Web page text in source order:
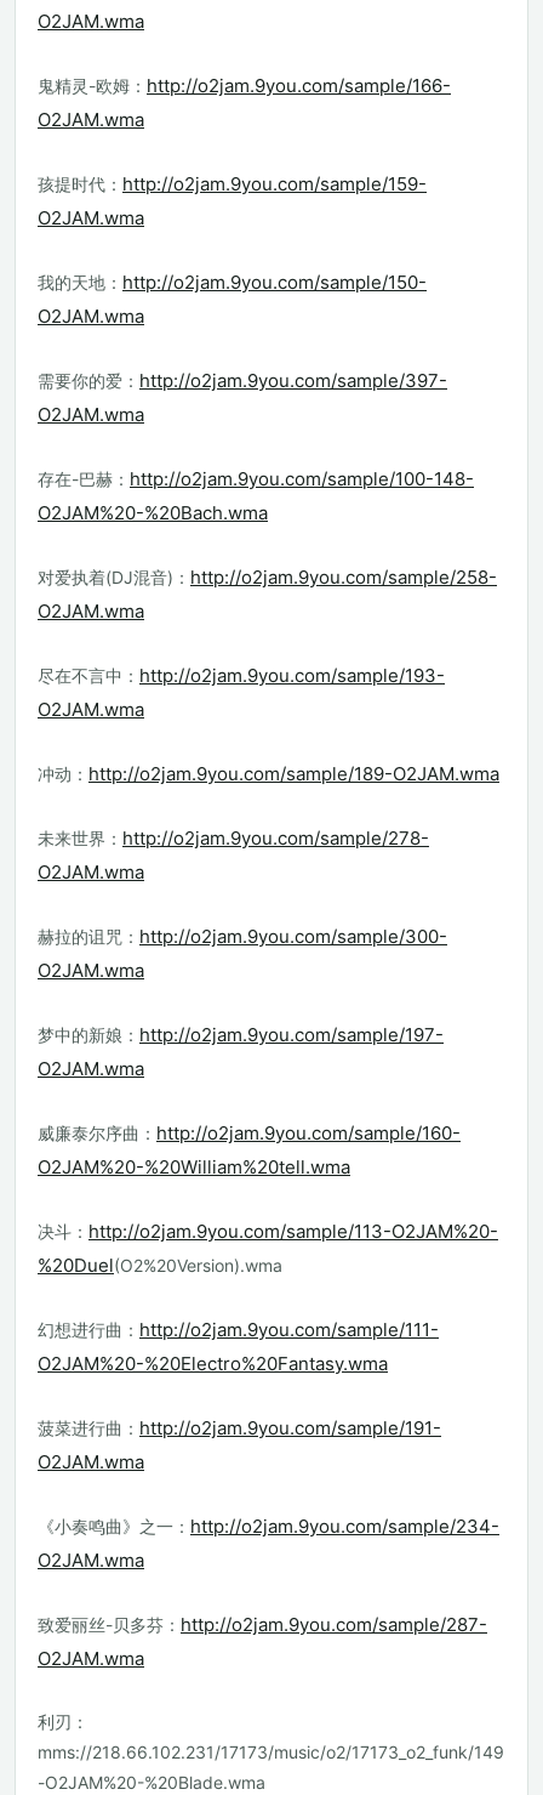
O2JAM.wma
鬼精灵-欧姆： http://o2jam.9you.com/sample/166-
O2JAM.wma
孩提时代： http://o2jam.9you.com/sample/159-
O2JAM.wma
我的天地： http://o2jam.9you.com/sample/150-
O2JAM.wma
需要你的爱： http://o2jam.9you.com/sample/397-
O2JAM.wma
存在-巴赫： http://o2jam.9you.com/sample/100-148-
O2JAM%20-%20Bach.wma
对爱执着(DJ混音)： http://o2jam.9you.com/sample/258-
O2JAM.wma
尽在不言中： http://o2jam.9you.com/sample/193-
O2JAM.wma
冲动： http://o2jam.9you.com/sample/189-O2JAM.wma
未来世界： http://o2jam.9you.com/sample/278-
O2JAM.wma
赫拉的诅咒： http://o2jam.9you.com/sample/300-
O2JAM.wma
梦中的新娘： http://o2jam.9you.com/sample/197-
O2JAM.wma
威廉泰尔序曲： http://o2jam.9you.com/sample/160-
O2JAM%20-%20William%20tell.wma
决斗： http://o2jam.9you.com/sample/113-O2JAM%20-
%20Duel(O2%20Version).wma
幻想进行曲： http://o2jam.9you.com/sample/111-
O2JAM%20-%20Electro%20Fantasy.wma
菠菜进行曲： http://o2jam.9you.com/sample/191-
O2JAM.wma
《小奏鸣曲》之一： http://o2jam.9you.com/sample/234-
O2JAM.wma
致爱丽丝-贝多芬： http://o2jam.9you.com/sample/287-
O2JAM.wma
利刃：
mms://218.66.102.231/17173/music/o2/17173_o2_funk/149
-O2JAM%20-%20Blade.wma